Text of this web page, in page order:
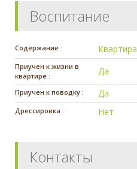
Воспитание
Содержание : Квартира
Приучен к жизни в
квартире :
Да
Приучен к поводку : Да
Дрессировка : Нет
Контакты